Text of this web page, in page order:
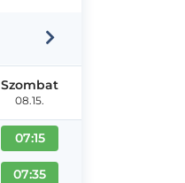
Szombat
08.15.
07:15
07:35